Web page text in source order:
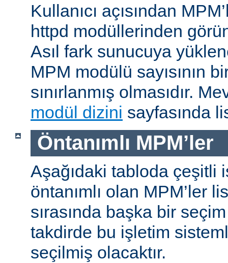
Kullanıcı açısından
httpd modüllerinden
Asıl fark sunucuya
MPM modülü sayısının
sınırlanmış olmasıdır.
modül dizini sayfasında
Öntanımlı MPM’ler
Aşağıdaki tabloda çeşitli
öntanımlı olan MPM’ler
sırasında başka bir seçim
takdirde bu işletim
seçilmiş olacaktır.